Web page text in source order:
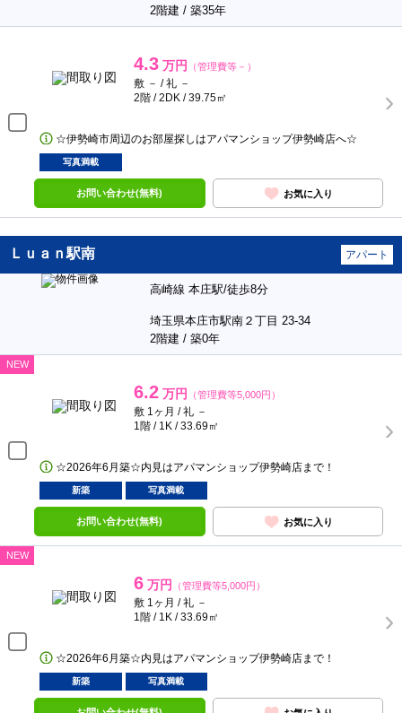
2階建 / 築35年
4.3 万円 （管理費等－）
敷 － / 礼 －
2階 / 2DK / 39.75㎡
☆伊勢崎市周辺のお部屋探しはアパマンショップ伊勢崎店へ☆
写真満載
お問い合わせ(無料) お気に入り
Ｌｕａｎ駅南 アパート
高崎線 本庄駅/徒歩8分
埼玉県本庄市駅南２丁目 23-34
2階建 / 築0年
NEW
6.2 万円 （管理費等5,000円）
敷 1ヶ月 / 礼 －
1階 / 1K / 33.69㎡
☆2026年6月築☆内見はアパマンショップ伊勢崎店まで！
新築 写真満載
お問い合わせ(無料) お気に入り
NEW
6 万円 （管理費等5,000円）
敷 1ヶ月 / 礼 －
1階 / 1K / 33.69㎡
☆2026年6月築☆内見はアパマンショップ伊勢崎店まで！
新築 写真満載